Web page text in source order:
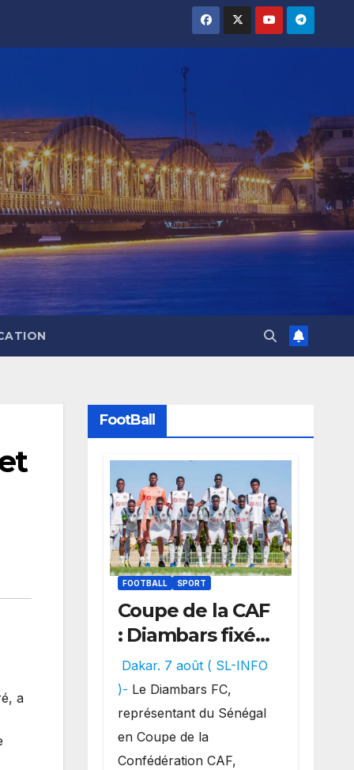
a
FootBall
FOOTBALL SPORT
Coupe de la CAF
: Diambars fixé
sur son destin
africain, l’ES
Zarzis sera son
premier
obstacle.
Dakar. 7 août ( SL-INFO
)- Le Diambars FC,
représentant du Sénégal
en Coupe de la
Confédération CAF,